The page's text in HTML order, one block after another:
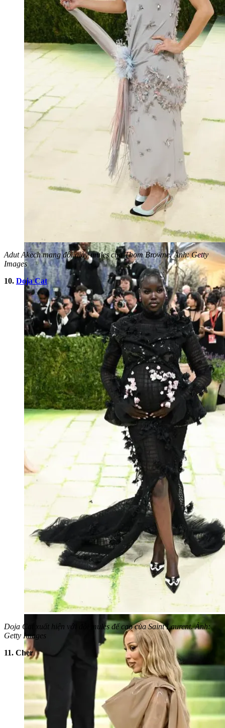
Adut Akech mang đôi giày mules của Thom Browne. Ảnh: Getty
Images
10. Doja Cat
Doja Cat xuất hiện với đôi mules đế cao của Saint Laurent. Ảnh:
Getty Images
11. Cher